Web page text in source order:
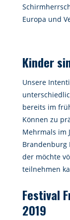
Europa und
Kinder
Unsere
bereits im
Können zu
Mehrmals im
Brandenburg
der möchte
teilnehmen
Festival
2019